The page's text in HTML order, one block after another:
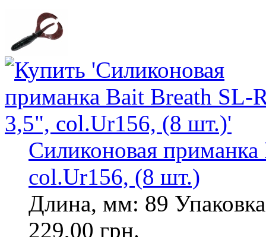
Силиконовая
col.Ur156, (8 шт.)
Длина, мм: 89
229,00 грн.